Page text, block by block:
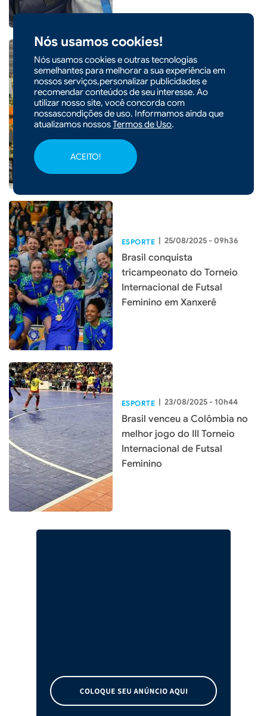
Nós usamos cookies!
Nós usamos cookies e outras tecnologias
semelhantes para melhorar a sua experiência em
nossos serviços,personalizar publicidades e
recomendar conteúdos de seu interesse. Ao
utilizar nosso site, você concorda com
nossascondições de uso. Informamos ainda que
atualizamos nossosTermos de Uso.
ACEITO!
ESPORTE | 25/08/2025 - 17h35
Definidos os campeões do
Campeonato Municipal de
ESPORTE | 25/08/2025 - 09h36
Brasil conquista
tricampeonato do Torneio
Internacional de Futsal
Feminino em Xanxerê
ESPORTE | 23/08/2025 - 10h44
Brasil venceu a Colômbia no
melhor jogo do III Torneio
Internacional de Futsal
Feminino